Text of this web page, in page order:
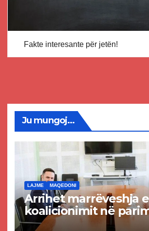
Fakte interesante për jetën!
Ju mungoj...
LAJME MAQEDONI
Arrihet marrëveshja e
koalicionimit në
Kurtit dhe Abdixhikut